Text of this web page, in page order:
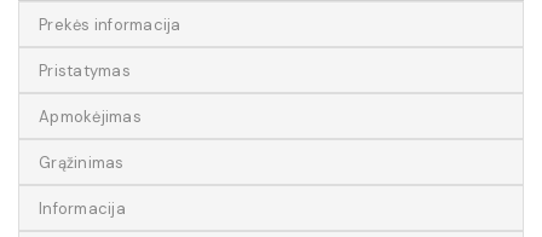
Prekės informacija
Pristatymas
Apmokėjimas
Grąžinimas
Informacija